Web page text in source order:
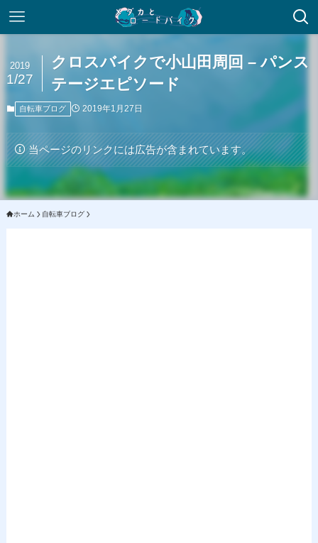
クロスバイクで小山田周回 – パンス
テージエピソード
2019
1/27
自転車ブログ 2019年1月27日
当ページのリンクには広告が含まれています。
ホーム 自転車ブログ